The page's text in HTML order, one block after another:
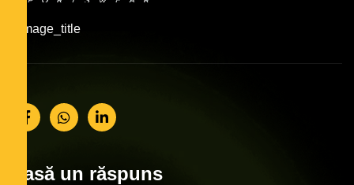
#image_title
Lasă un răspuns